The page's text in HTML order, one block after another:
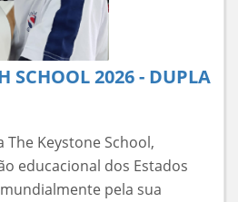
SCHOOL 2026 - DUPLA
The Keystone School,
educacional dos Estados
pela sua